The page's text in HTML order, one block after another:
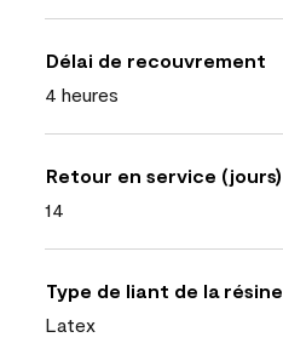
Délai de recouvrement
4 heures
Retour en service (jours)
14
Type de liant de la résine
Latex